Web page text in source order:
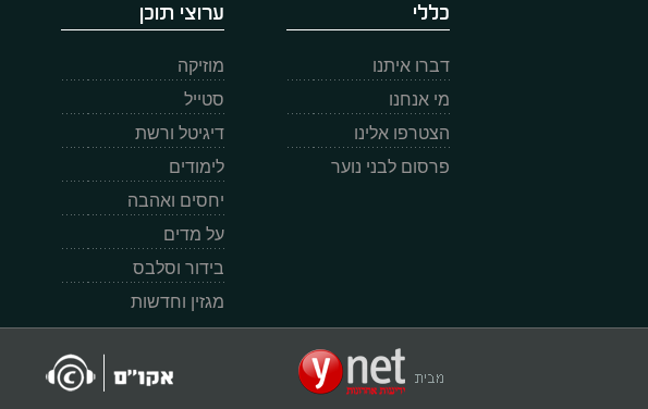
כללי
דברו איתנו
מי אנחנו
הצטרפו אלינו
פרסום לבני נוער
ערוצי תוכן
מוזיקה
סטייל
דיגיטל ורשת
לימודים
יחסים ואהבה
על מדים
בידור וסלבס
מגזין וחדשות